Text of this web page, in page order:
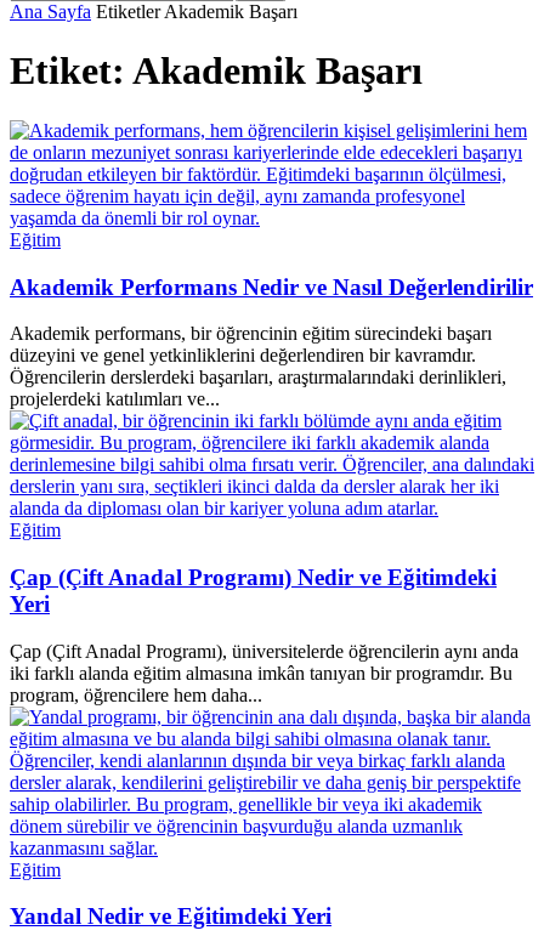
Ana Sayfa Etiketler Akademik Başarı
Etiket: Akademik Başarı
Eğitim
Akademik Performans Nedir ve Nasıl Değerlendirilir
Akademik performans, bir öğrencinin eğitim sürecindeki başarı
düzeyini ve genel yetkinliklerini değerlendiren bir kavramdır.
Öğrencilerin derslerdeki başarıları, araştırmalarındaki derinlikleri,
projelerdeki katılımları ve...
Eğitim
Çap (Çift Anadal Programı) Nedir ve Eğitimdeki
Yeri
Çap (Çift Anadal Programı), üniversitelerde öğrencilerin aynı anda
iki farklı alanda eğitim almasına imkân tanıyan bir programdır. Bu
program, öğrencilere hem daha...
Eğitim
Yandal Nedir ve Eğitimdeki Yeri